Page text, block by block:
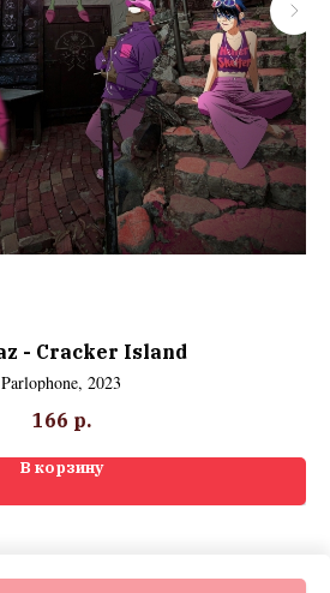
- Cracker Island
Parlophone, 2023
166 р.
В корзину